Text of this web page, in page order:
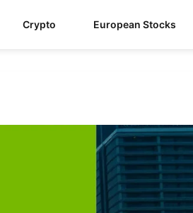
Crypto European Stocks